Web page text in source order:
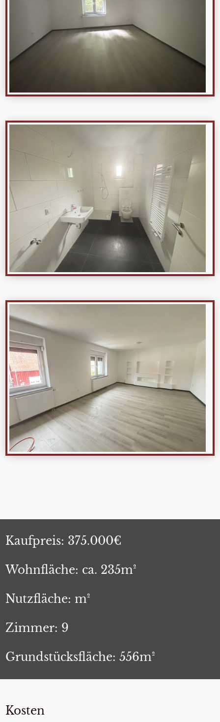
Kaufpreis: 375.000€
Wohnfläche: ca. 235m²
Nutzfläche: m²
Zimmer: 9
Grundstücksfläche: 556m²
Kosten